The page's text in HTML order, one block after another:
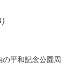
平和記念公園周